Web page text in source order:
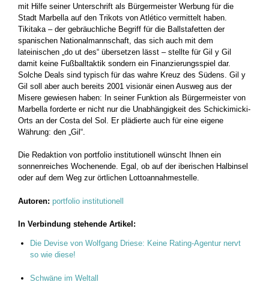
mit Hilfe seiner Unterschrift als Bürgermeister Werbung für die
Stadt Marbella auf den Trikots von Atlético vermittelt haben.
Tikitaka – der gebräuchliche Begriff für die Ballstafetten der
spanischen Nationalmannschaft, das sich auch mit dem
lateinischen „do ut des“ übersetzen lässt – stellte für Gil y Gil
damit keine Fußballtaktik sondern ein Finanzierungsspiel dar.
Solche Deals sind typisch für das wahre Kreuz des Südens. Gil y
Gil soll aber auch bereits 2001 visionär einen Ausweg aus der
Misere gewiesen haben: In seiner Funktion als Bürgermeister von
Marbella forderte er nicht nur die Unabhängigkeit des Schickimicki-
Orts an der Costa del Sol. Er plädierte auch für eine eigene
Währung: den „Gil“.
Die Redaktion von portfolio institutionell wünscht Ihnen ein
sonnenreiches Wochenende. Egal, ob auf der iberischen Halbinsel
oder auf dem Weg zur örtlichen Lottoannahmestelle.
Autoren: portfolio institutionell
In Verbindung stehende Artikel:
Die Devise von Wolfgang Driese: Keine Rating-Agentur nervt
so wie diese!
Schwäne im Weltall